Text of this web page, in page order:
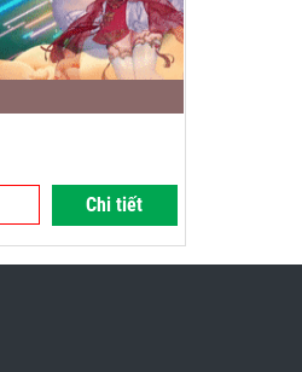
Chi tiết